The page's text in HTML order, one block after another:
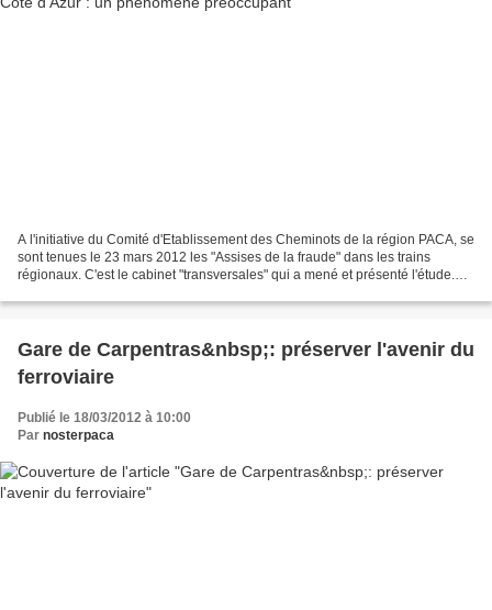
A l'initiative du Comité d'Etablissement des Cheminots de la région PACA, se
sont tenues le 23 mars 2012 les "Assises de la fraude" dans les trains
régionaux. C'est le cabinet "transversales" qui a mené et présenté l'étude.
Gare de Carpentras&nbsp;: préserver l'avenir du
ferroviaire
Publié le 18/03/2012 à 10:00
Par nosterpaca